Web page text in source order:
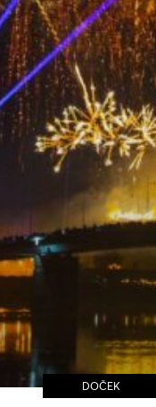
DOČEK